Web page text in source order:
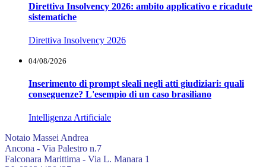
Direttiva Insolvency 2026: ambito applicativo e ricadute
sistematiche
Direttiva Insolvency 2026
04/08/2026
Inserimento di prompt sleali negli atti giudiziari: quali
conseguenze? L'esempio di un caso brasiliano
Intelligenza Artificiale
Notaio Massei Andrea
Ancona - Via Palestro n.7
Falconara Marittima - Via L. Manara 1